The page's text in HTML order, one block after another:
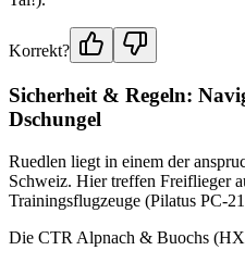
Korrekt?
Sicherheit & Regeln:
Dschungel
Ruedlen liegt in einem der
Schweiz. Hier treffen Freiflieger
Trainingsflugzeuge (Pilatus PC-
Die CTR Alpnach & Buochs (HX